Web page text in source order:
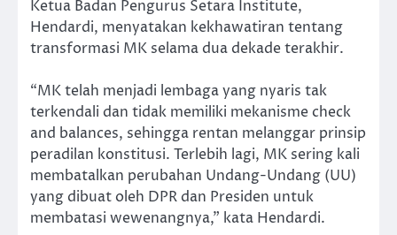
Ketua Badan Pengurus Setara Institute,
Hendardi, menyatakan kekhawatiran tentang
transformasi MK selama dua dekade terakhir.
“MK telah menjadi lembaga yang nyaris tak
terkendali dan tidak memiliki mekanisme check
and balances, sehingga rentan melanggar prinsip
peradilan konstitusi. Terlebih lagi, MK sering kali
membatalkan perubahan Undang-Undang (UU)
yang dibuat oleh DPR dan Presiden untuk
membatasi wewenangnya,” kata Hendardi.